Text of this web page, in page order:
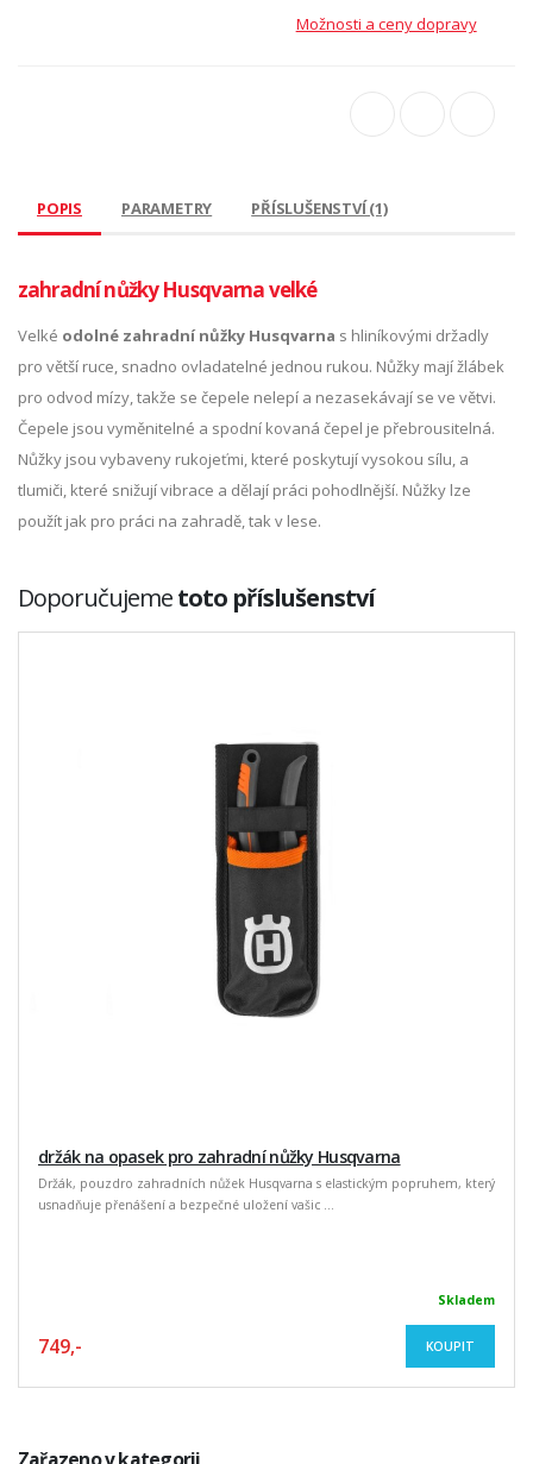
Možnosti a ceny dopravy
POPIS PARAMETRY PŘÍSLUŠENSTVÍ (1)
zahradní nůžky Husqvarna velké
Velké odolné zahradní nůžky Husqvarna s hliníkovými držadly
pro větší ruce, snadno ovladatelné jednou rukou. Nůžky mají žlábek
pro odvod mízy, takže se čepele nelepí a nezasekávají se ve větvi.
Čepele jsou vyměnitelné a spodní kovaná čepel je přebrousitelná.
Nůžky jsou vybaveny rukojeťmi, které poskytují vysokou sílu, a
tlumiči, které snižují vibrace a dělají práci pohodlnější. Nůžky lze
použít jak pro práci na zahradě, tak v lese.
Doporučujemetoto příslušenství
držák na opasek pro zahradní nůžky Husqvarna
Držák, pouzdro zahradních nůžek Husqvarna s elastickým popruhem, který
usnadňuje přenášení a bezpečné uložení vašic ...
Skladem
749,- KOUPIT